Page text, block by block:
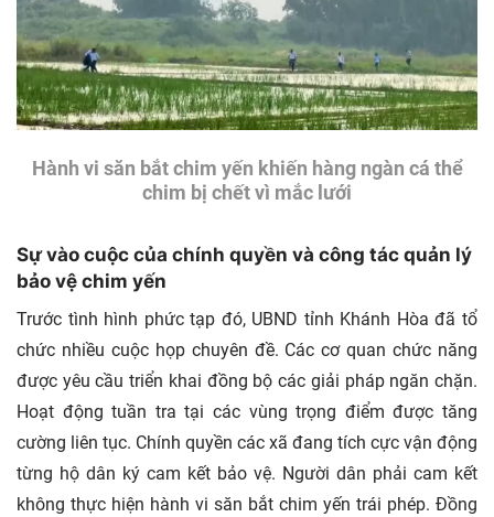
Hành vi săn bắt chim yến khiến hàng ngàn cá thể
chim bị chết vì mắc lưới
Sự vào cuộc của chính quyền và công tác quản lý
bảo vệ chim yến
Trước tình hình phức tạp đó, UBND tỉnh Khánh Hòa đã tổ
chức nhiều cuộc họp chuyên đề. Các cơ quan chức năng
được yêu cầu triển khai đồng bộ các giải pháp ngăn chặn.
Hoạt động tuần tra tại các vùng trọng điểm được tăng
cường liên tục. Chính quyền các xã đang tích cực vận động
từng hộ dân ký cam kết bảo vệ. Người dân phải cam kết
không thực hiện hành vi săn bắt chim yến trái phép. Đồng